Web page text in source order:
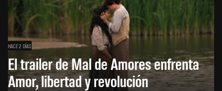
HACE 2 DÍAS
El trailer de Mal de Amores enfrenta
Amor, libertad y revolución